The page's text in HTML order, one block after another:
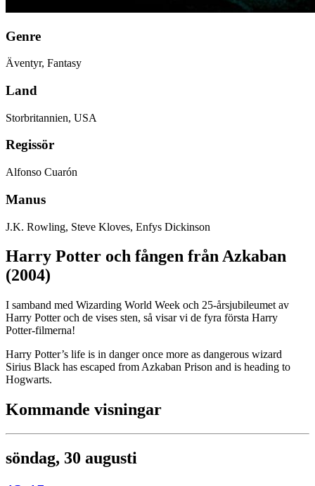
Genre
Äventyr, Fantasy
Land
Storbritannien, USA
Regissör
Alfonso Cuarón
Manus
J.K. Rowling, Steve Kloves, Enfys Dickinson
Harry Potter och fången från Azkaban
(2004)
I samband med Wizarding World Week och 25-årsjubileumet av
Harry Potter och de vises sten, så visar vi de fyra första Harry
Potter-filmerna!
Harry Potter’s life is in danger once more as dangerous wizard
Sirius Black has escaped from Azkaban Prison and is heading to
Hogwarts.
Kommande visningar
söndag, 30 augusti